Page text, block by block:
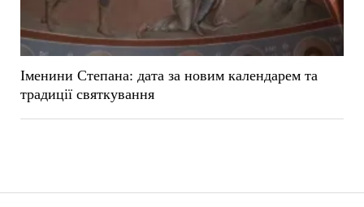
Іменини Степана: дата за новим календарем та
традиції святкування